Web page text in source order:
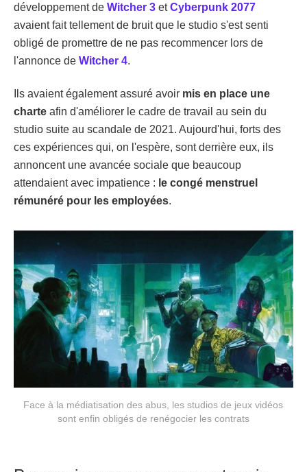
développement de Witcher 3 etCyberpunk 2077
avaient fait tellement de bruit que le studio s'est senti
obligé de promettre de ne pas recommencer lors de
l'annonce de Witcher 4.
Ils avaient également assuré avoir mis en place une
charte afin d'améliorer le cadre de travail au sein du
studio suite au scandale de 2021. Aujourd'hui, forts des
ces expériences qui, on l'espère, sont derrière eux, ils
annoncent une avancée sociale que beaucoup
attendaient avec impatience : le congé menstruel
rémunéré pour les employées.
Face à la médiatisation des abus, les studios de jeux vidéos
sont enfin obligés de renégocier les contrats